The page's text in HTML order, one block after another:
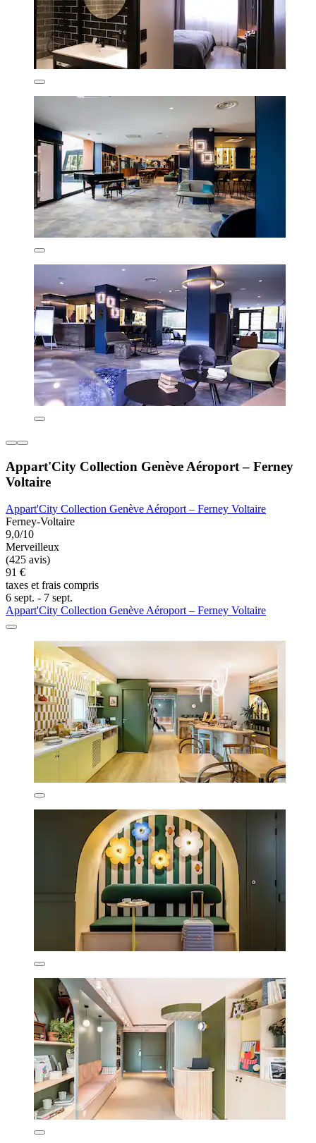
Appart'City Collection Genève Aéroport – Ferney
Voltaire
Appart'City Collection Genève Aéroport – Ferney Voltaire
Ferney-Voltaire
9,0/10
Merveilleux
(425 avis)
91 €
taxes et frais compris
6 sept. - 7 sept.
Appart'City Collection Genève Aéroport – Ferney Voltaire